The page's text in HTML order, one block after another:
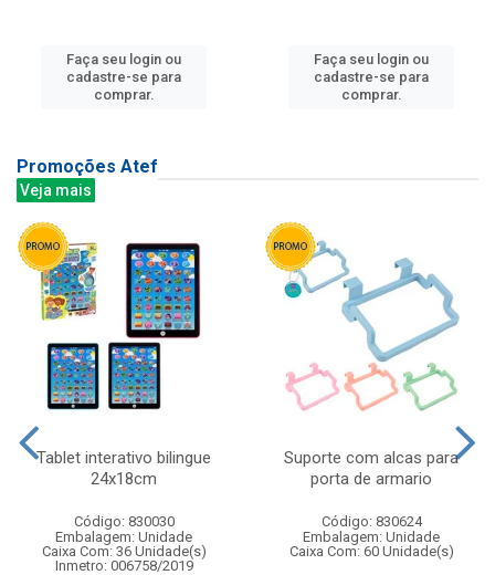
Faça seu login ou
cadastre-se para
comprar.
Faça seu login ou
cadastre-se para
comprar.
Promoções Atef
Veja mais
Tablet interativo bilingue
24x18cm
Código: 830030
Embalagem: Unidade
Caixa Com: 36 Unidade(s)
Inmetro: 006758/2019
Suporte com alcas para
porta de armario
Código: 830624
Embalagem: Unidade
Caixa Com: 60 Unidade(s)